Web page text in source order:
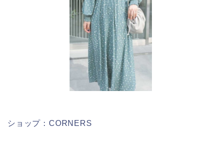
ショップ：CORNERS